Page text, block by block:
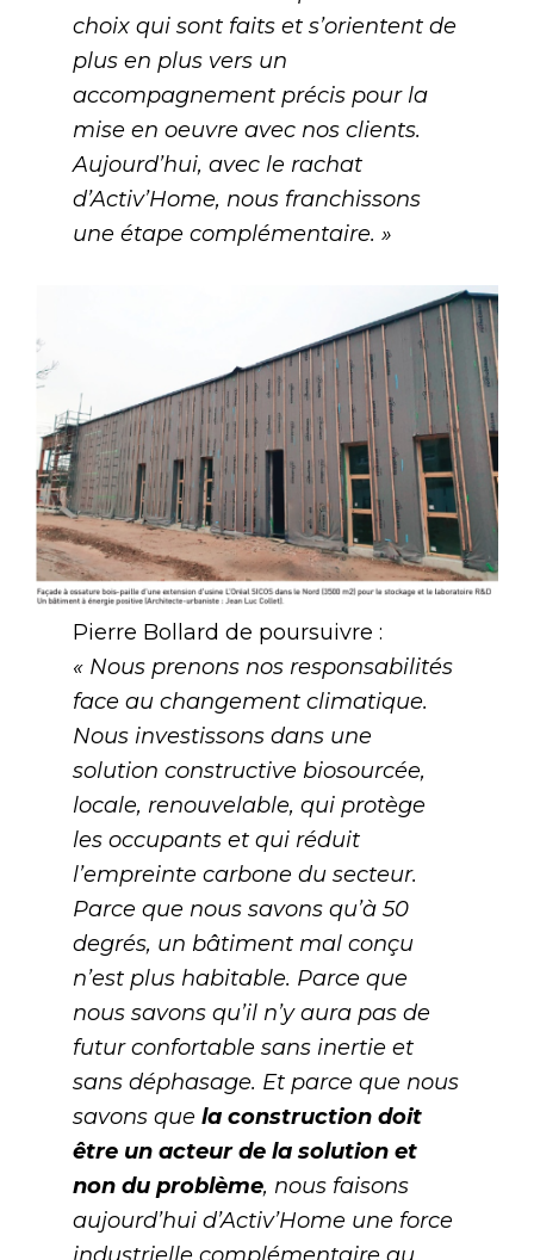
choix qui sont faits et s’orientent de
plus en plus vers un
accompagnement précis pour la
mise en oeuvre avec nos clients.
Aujourd’hui, avec le rachat
d’Activ’Home, nous franchissons
une étape complémentaire. »
Pierre Bollard de poursuivre :
« Nous prenons nos responsabilités
face au changement climatique.
Nous investissons dans une
solution constructive biosourcée,
locale, renouvelable, qui protège
les occupants et qui réduit
l’empreinte carbone du secteur.
Parce que nous savons qu’à 50
degrés, un bâtiment mal conçu
n’est plus habitable. Parce que
nous savons qu’il n’y aura pas de
futur confortable sans inertie et
sans déphasage. Et parce que nous
savons quela construction doit
être un acteur de la solution et
non du problème, nous faisons
aujourd’hui d’Activ’Home une force